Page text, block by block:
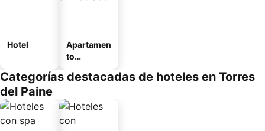
Hotel
Apartamen
to
o
Categorías destacadas de hoteles en Torres
del Paine